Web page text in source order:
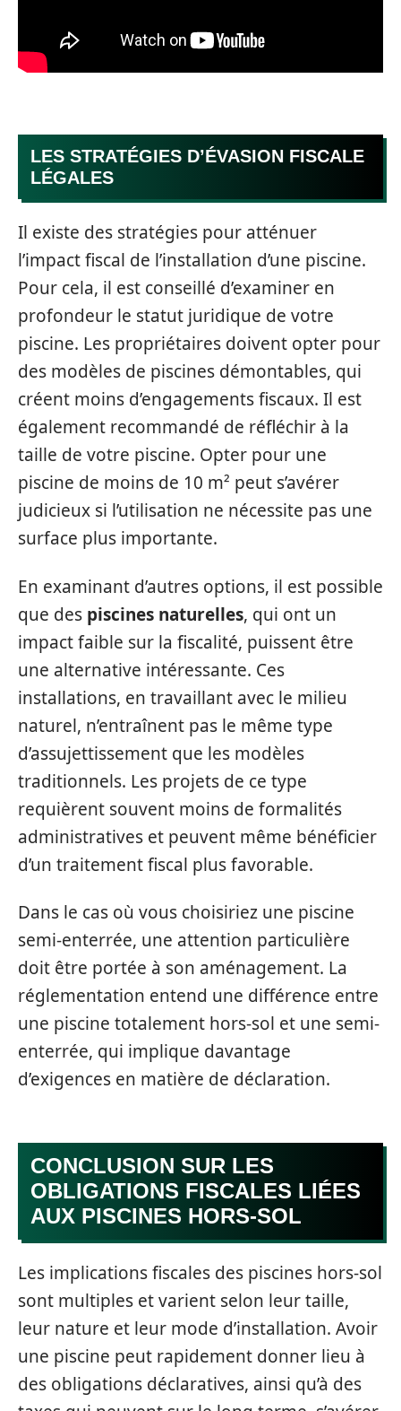
LES STRATÉGIES D’ÉVASION FISCALE
LÉGALES
Il existe des stratégies pour atténuer
l’impact fiscal de l’installation d’une piscine.
Pour cela, il est conseillé d’examiner en
profondeur le statut juridique de votre
piscine. Les propriétaires doivent opter pour
des modèles de piscines démontables, qui
créent moins d’engagements fiscaux. Il est
également recommandé de réfléchir à la
taille de votre piscine. Opter pour une
piscine de moins de 10 m² peut s’avérer
judicieux si l’utilisation ne nécessite pas une
surface plus importante.
En examinant d’autres options, il est possible
que des piscines naturelles, qui ont un
impact faible sur la fiscalité, puissent être
une alternative intéressante. Ces
installations, en travaillant avec le milieu
naturel, n’entraînent pas le même type
d’assujettissement que les modèles
traditionnels. Les projets de ce type
requièrent souvent moins de formalités
administratives et peuvent même bénéficier
d’un traitement fiscal plus favorable.
Dans le cas où vous choisiriez une piscine
semi-enterrée, une attention particulière
doit être portée à son aménagement. La
réglementation entend une différence entre
une piscine totalement hors-sol et une semi-
enterrée, qui implique davantage
d’exigences en matière de déclaration.
CONCLUSION SUR LES
OBLIGATIONS FISCALES LIÉES
AUX PISCINES HORS-SOL
Les implications fiscales des piscines hors-sol
sont multiples et varient selon leur taille,
leur nature et leur mode d’installation. Avoir
une piscine peut rapidement donner lieu à
des obligations déclaratives, ainsi qu’à des